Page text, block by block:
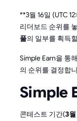
**3월 16일 (UTC
리더보드 순위를
풀의 일부를 획득
Simple Earn을 통
의 순위를 결정합
Simple
콘테스트 기간(3